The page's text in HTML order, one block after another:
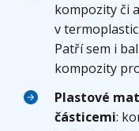
kompozity či
v
Patří sem i
kompozity
Plastové
částicemi: